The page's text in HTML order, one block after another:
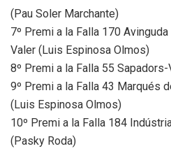
(Pau Soler Marchante)
7º Premi a la Falla 170
Valer (Luis Espinosa Olmos)
8º Premi a la Falla 55
9º Premi a la Falla 43 Marqués
(Luis Espinosa Olmos)
10º Premi a la Falla 184
(Pasky Roda)